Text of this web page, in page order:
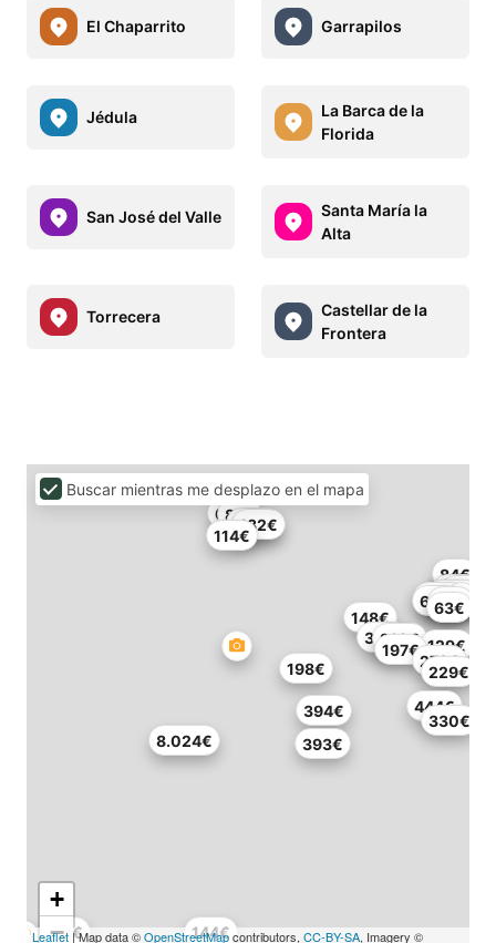
El Chaparrito Garrapilos
Jédula
La Barca de la
Florida
San José del Valle
Santa María la
Alta
Torrecera
Castellar de la
Frontera
394€
393€
198€
8.024€
144€
111€
132€
87€
63€
114€
150€
194€
148€
99€
129€
158€
313€
60€
63€
229€
444€
210€
384€
279€
197€
330€
84€
92€
80€
79€
+
−
Leaflet | Map data ©OpenStreetMapcontributors, CC-BY-SA, Imagery ©
Buscar mientras me desplazo en el mapa